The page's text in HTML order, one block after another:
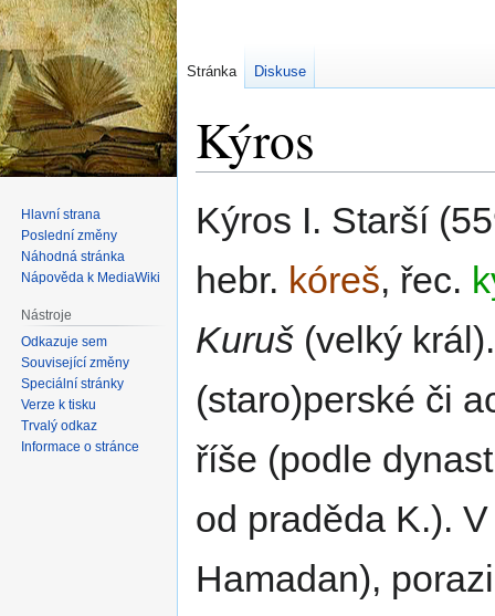
Kýros
Skočit
na
Skočit
na
Kýros I. Starší
hebr. kóreš, řec.
Kuruš (velký
(staro)perské či
říše (podle
od praděda K.).
Hamadan),
Stránka Diskuse
Hlavní strana
Poslední změny
Náhodná stránka
Nápověda k MediaWiki
Nástroje
Odkazuje sem
Související změny
Speciální stránky
Verze k tisku
Trvalý odkaz
Informace o stránce